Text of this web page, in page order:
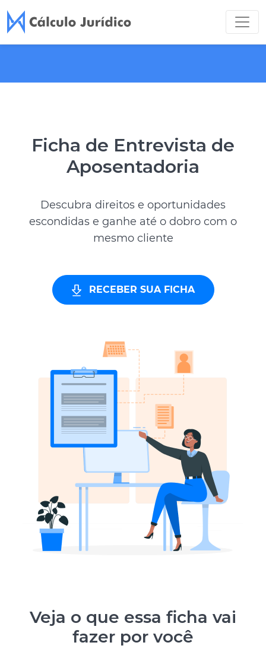
Ficha de Entrevista de
Aposentadoria
Descubra direitos e oportunidades
escondidas e ganhe até o dobro com o
mesmo cliente
RECEBER SUA FICHA
Veja o que essa ficha vai
fazer por você